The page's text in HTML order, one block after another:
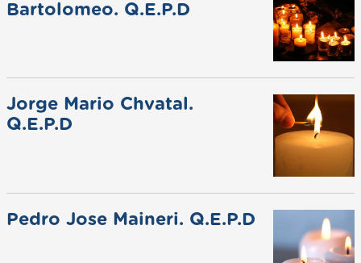
Bartolomeo. Q.E.P.D
Jorge Mario Chvatal.
Q.E.P.D
Pedro Jose Maineri. Q.E.P.D